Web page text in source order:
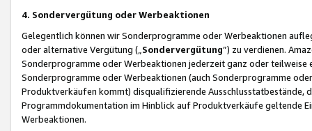
4. Sondervergütung oder Werbeaktionen
Gelegentlich können wir Sonderprogramme oder Werbeaktionen
oder alternative Vergütung („ Sondervergütung”) zu verdienen.
Sonderprogramme oder Werbeaktionen jederzeit ganz oder
Sonderprogramme oder Werbeaktionen (auch Sonderprogramme
Produktverkäufen kommt) disqualifizierende Ausschlusstatbestände,
Programmdokumentation im Hinblick auf Produktverkäufe geltende
Werbeaktionen.